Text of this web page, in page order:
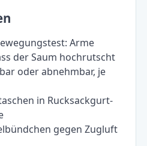
Arme
der Saum hochrutscht
oder abnehmbar, je
in Rucksackgurt-
gegen Zugluft